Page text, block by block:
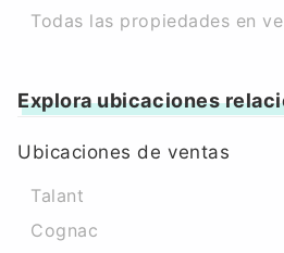
Todas las propiedades en
Explora ubicaciones
Ubicaciones de ventas
Talant
Cognac